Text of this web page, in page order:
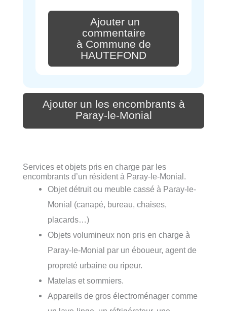
Ajouter un
commentaire
à Commune de
HAUTEFOND
Ajouter un les encombrants à
Paray-le-Monial
Services et objets pris en charge par les
encombrants d’un résident à Paray-le-Monial.
Objet détruit ou meuble cassé à Paray-le-
Monial (canapé, bureau, chaises,
placards…)
Objets volumineux non pris en charge à
Paray-le-Monial par un éboueur, agent de
propreté urbaine ou ripeur.
Matelas et sommiers.
Appareils de gros électroménager comme